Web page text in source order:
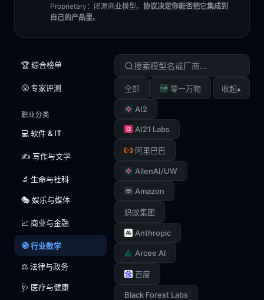
Proprietary ：闭源商业模型。 协议决定你能否把它集成到
自己的产品里。
🏆 综合榜单
😤 专家评测
职业分类
💻 软件 & IT
✍️ 写作与文学
🔬 生命与社科
🎭 娱乐与媒体
📈 商业与金融
🧭 行业数学
⚖️ 法律与政务
🩺 医疗与健康
全部 零一万物
AI2
AI21 Labs
阿里巴巴
AllenAI/UW
Amazon
蚂蚁集团
Anthropic
Arcee AI
百度
Black Forest Labs
收起▴